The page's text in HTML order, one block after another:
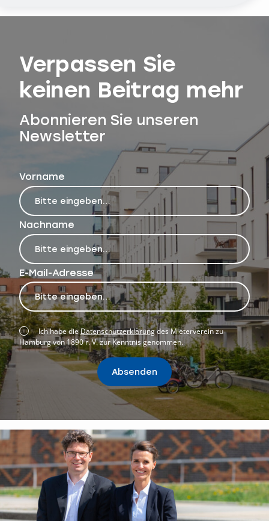
Verpassen Sie
keinen Beitrag mehr
Abonnieren Sie unseren
Newsletter
Vorname
Nachname
E-Mail-Adresse
Ich habe dieDatenschutzerklärungdes Mieterverein zu
Hamburg von 1890 r. V. zur Kenntnis genommen.
Absenden